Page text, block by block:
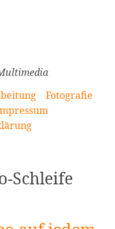
Fotografie
Schleife